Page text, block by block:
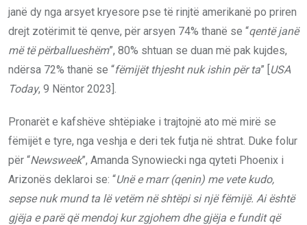
janë dy nga arsyet kryesore pse të rinjtë amerikanë po priren
drejt zotërimit të qenve, për arsyen 74% thanë se “qentë janë
më të përballueshëm”, 80% shtuan se duan më pak kujdes,
ndërsa 72% thanë se “fëmijët thjesht nuk ishin për ta” [USA
Today, 9 Nëntor 2023].
Pronarët e kafshëve shtëpiake i trajtojnë ato më mirë se
fëmijët e tyre, nga veshja e deri tek futja në shtrat. Duke folur
për “Newsweek”, Amanda Synowiecki nga qyteti Phoenix i
Arizonës deklaroi se: “Unë e marr (qenin) me vete kudo,
sepse nuk mund ta lë vetëm në shtëpi si një fëmijë. Ai është
gjëja e parë që mendoj kur zgjohem dhe gjëja e fundit që